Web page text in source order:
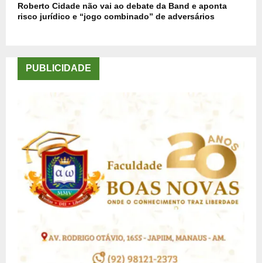
Roberto Cidade não vai ao debate da Band e aponta
risco jurídico e “jogo combinado” de adversários
PUBLICIDADE